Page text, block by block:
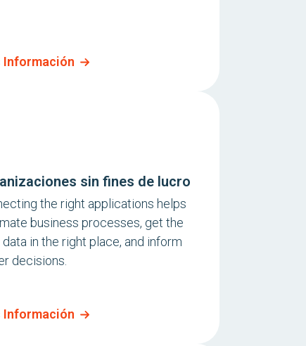
Información
sin fines de lucro
the right applications helps
business processes, get the
in the right place, and inform
decisions.
Información